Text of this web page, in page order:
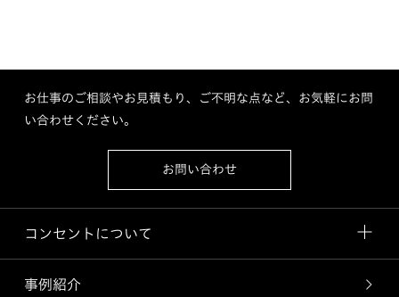
お仕事のご相談やお見積もり、ご不明な点など、お気軽にお問
い合わせください。
お問い合わせ
コンセントについて
事例紹介